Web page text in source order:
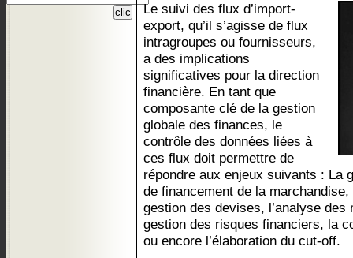
Le suivi des flux d’import-
export, qu’il s’agisse de flux
intragroupes ou fournisseurs,
a des implications
significatives pour la direction
financière. En tant que
composante clé de la gestion
globale des finances, le
contrôle des données liées à
ces flux doit permettre de
répondre aux enjeux suivants : La
de financement de la
gestion des devises, l’analyse
gestion des risques financiers, la
ou encore l’élaboration du cut-off.